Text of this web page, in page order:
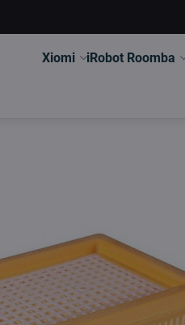
Xiomi iRobot Roomba